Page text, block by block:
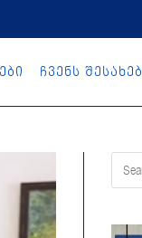
ჩვენს შესახებ